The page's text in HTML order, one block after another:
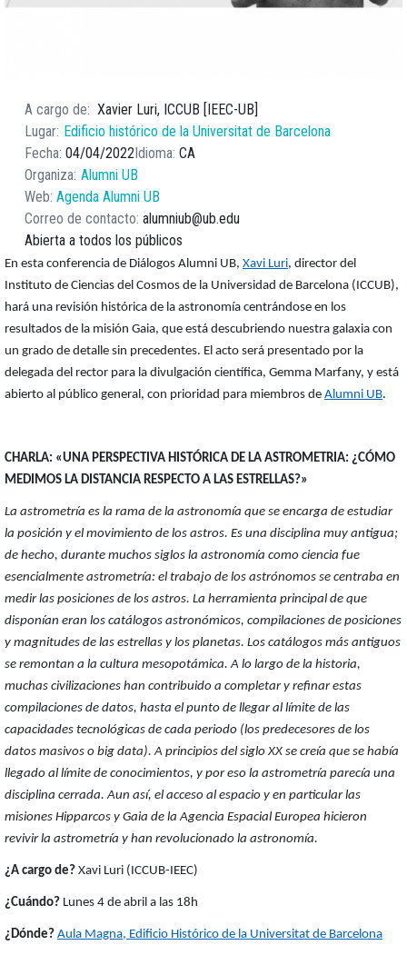
A cargo de
Xavier Luri, ICCUB [IEEC-UB]
Lugar Edificio histórico de la Universitat de Barcelona
Fecha 04/04/2022 Idioma CA
Organiza Alumni UB
Web Agenda Alumni UB
Correo de contacto alumniub@ub.edu
Abierta a todos los públicos
En esta conferencia de Diálogos Alumni UB, Xavi Luri, director del
Instituto de Ciencias del Cosmos de la Universidad de Barcelona (ICCUB),
hará una revisión histórica de la astronomía centrándose en los
resultados de la misión Gaia, que está descubriendo nuestra galaxia con
un grado de detalle sin precedentes. El acto será presentado por la
delegada del rector para la divulgación científica, Gemma Marfany, y está
abierto al público general, con prioridad para miembros de Alumni UB.
CHARLA: «UNA PERSPECTIVA HISTÓRICA DE LA ASTROMETRIA: ¿CÓMO
MEDIMOS LA DISTANCIA RESPECTO A LAS ESTRELLAS?»
La astrometría es la rama de la astronomía que se encarga de estudiar
la posición y el movimiento de los astros. Es una disciplina muy antigua;
de hecho, durante muchos siglos la astronomía como ciencia fue
esencialmente astrometría: el trabajo de los astrónomos se centraba en
medir las posiciones de los astros. La herramienta principal de que
disponían eran los catálogos astronómicos, compilaciones de posiciones
y magnitudes de las estrellas y los planetas. Los catálogos más antiguos
se remontan a la cultura mesopotámica. A lo largo de la historia,
muchas civilizaciones han contribuido a completar y refinar estas
compilaciones de datos, hasta el punto de llegar al límite de las
capacidades tecnológicas de cada periodo (los predecesores de los
datos masivos o big data). A principios del siglo XX se creía que se había
llegado al límite de conocimientos, y por eso la astrometría parecía una
disciplina cerrada. Aun así, el acceso al espacio y en particular las
misiones Hipparcos y Gaia de la Agencia Espacial Europea hicieron
revivir la astrometría y han revolucionado la astronomía.
¿A cargo de? Xavi Luri (ICCUB-IEEC)
¿Cuándo? Lunes 4 de abril a las 18h
¿Dónde? Aula Magna, Edificio Histórico de la Universitat de Barcelona